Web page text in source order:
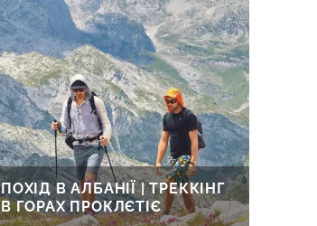
ПОХІД В АЛБАНІЇ | ТРЕККІНГ
В ГОРАХ ПРОКЛЄТІЄ